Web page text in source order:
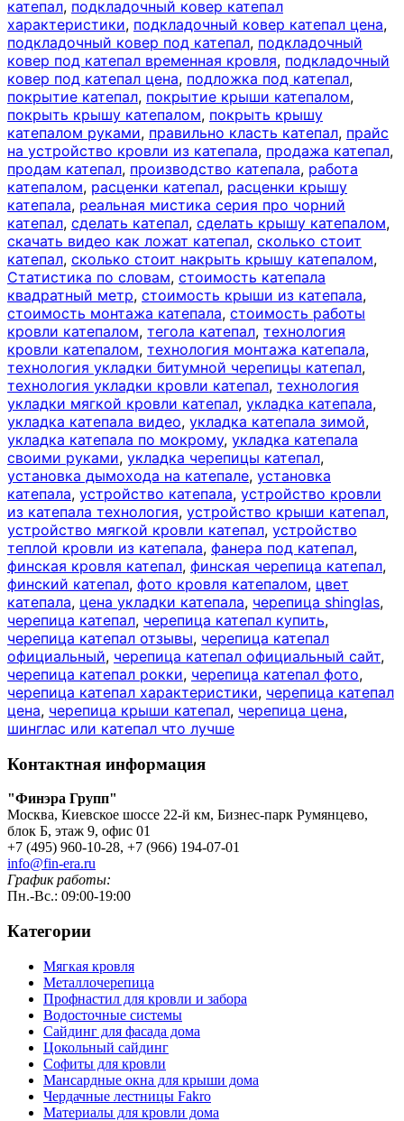
катепал, подкладочный ковер катепал
характеристики, подкладочный ковер катепал цена,
подкладочный ковер под катепал, подкладочный
ковер под катепал временная кровля, подкладочный
ковер под катепал цена, подложка под катепал,
покрытие катепал, покрытие крыши катепалом,
покрыть крышу катепалом, покрыть крышу
катепалом руками, правильно класть катепал, прайс
на устройство кровли из катепала, продажа катепал,
продам катепал, производство катепала, работа
катепалом, расценки катепал, расценки крышу
катепала, реальная мистика серия про чорний
катепал, сделать катепал, сделать крышу катепалом,
скачать видео как ложат катепал, сколько стоит
катепал, сколько стоит накрыть крышу катепалом,
Статистика по словам, стоимость катепала
квадратный метр, стоимость крыши из катепала,
стоимость монтажа катепала, стоимость работы
кровли катепалом, тегола катепал, технология
кровли катепалом, технология монтажа катепала,
технология укладки битумной черепицы катепал,
технология укладки кровли катепал, технология
укладки мягкой кровли катепал, укладка катепала,
укладка катепала видео, укладка катепала зимой,
укладка катепала по мокрому, укладка катепала
своими руками, укладка черепицы катепал,
установка дымохода на катепале, установка
катепала, устройство катепала, устройство кровли
из катепала технология, устройство крыши катепал,
устройство мягкой кровли катепал, устройство
теплой кровли из катепала, фанера под катепал,
финская кровля катепал, финская черепица катепал,
финский катепал, фото кровля катепалом, цвет
катепала, цена укладки катепала, черепица shinglas,
черепица катепал, черепица катепал купить,
черепица катепал отзывы, черепица катепал
официальный, черепица катепал официальный сайт,
черепица катепал рокки, черепица катепал фото,
черепица катепал характеристики, черепица катепал
цена, черепица крыши катепал, черепица цена,
шинглас или катепал что лучше
Контактная информация
"Финэра Групп"
Москва, Киевское шоссе 22-й км, Бизнес-парк Румянцево,
блок Б, этаж 9, офис 01
+7 (495) 960-10-28, +7 (966) 194-07-01
info@fin-era.ru
График работы:
Пн.-Вс.: 09:00-19:00
Категории
Мягкая кровля
Металлочерепица
Профнастил для кровли и забора
Водосточные системы
Сайдинг для фасада дома
Цокольный сайдинг
Софиты для кровли
Мансардные окна для крыши дома
Чердачные лестницы Fakro
Материалы для кровли дома